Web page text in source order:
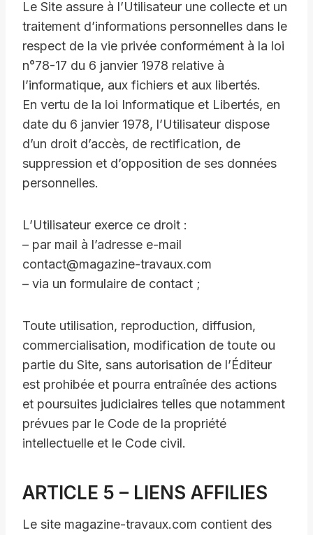
Le Site assure à l’Utilisateur une collecte et un
traitement d’informations personnelles dans le
respect de la vie privée conformément à la loi
n°78-17 du 6 janvier 1978 relative à
l’informatique, aux fichiers et aux libertés.
En vertu de la loi Informatique et Libertés, en
date du 6 janvier 1978, l’Utilisateur dispose
d’un droit d’accès, de rectification, de
suppression et d’opposition de ses données
personnelles.
L’Utilisateur exerce ce droit :
– par mail à l’adresse e-mail
contact@magazine-travaux.com
– via un formulaire de contact ;
Toute utilisation, reproduction, diffusion,
commercialisation, modification de toute ou
partie du Site, sans autorisation de l’Éditeur
est prohibée et pourra entraînée des actions
et poursuites judiciaires telles que notamment
prévues par le Code de la propriété
intellectuelle et le Code civil.
ARTICLE 5 – LIENS AFFILIES
Le site magazine-travaux.com contient des